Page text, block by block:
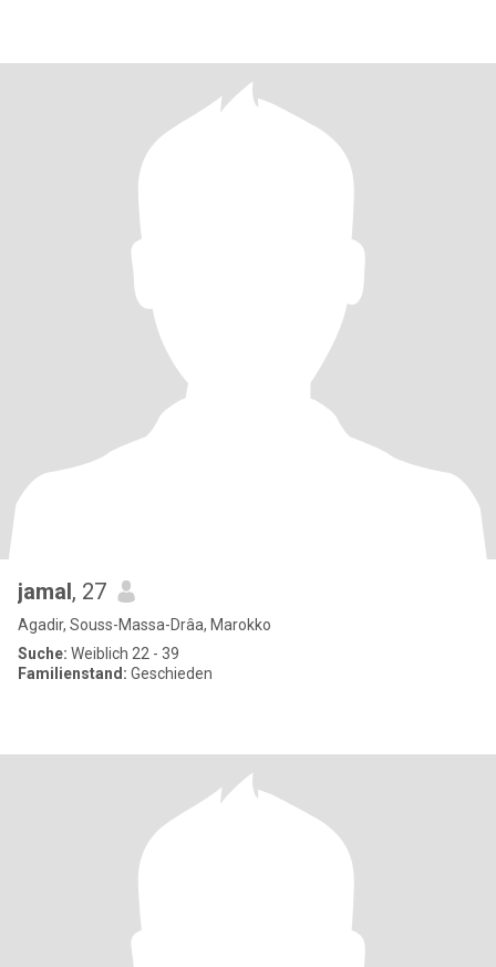
jamal, 27
Agadir, Souss-Massa-Drâa, Marokko
Suche: Weiblich 22 - 39
Familienstand: Geschieden